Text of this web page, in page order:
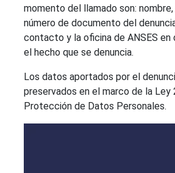
momento del llamado son:
número de documento del
contacto y la oficina de ANSES en
el hecho que se denuncia.
Los datos aportados por el
preservados en el marco de la Ley
Protección de Datos Personales.